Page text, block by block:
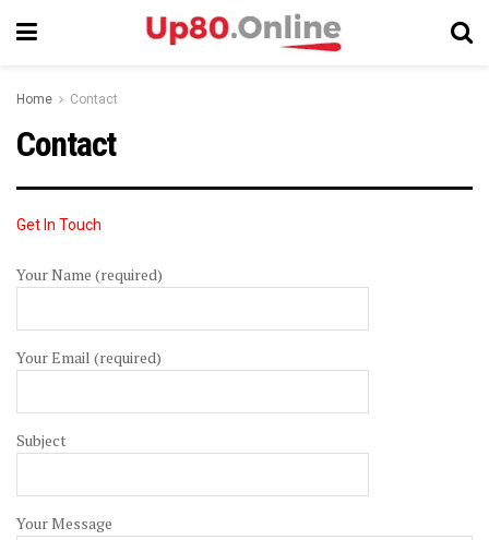
Home Contact
Contact
Get In Touch
Your Name (required)
Your Email (required)
Subject
Your Message